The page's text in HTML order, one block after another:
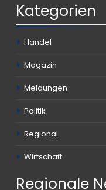
Kategorien
Handel
Magazin
Meldungen
Politik
Regional
Wirtschaft
Regionale